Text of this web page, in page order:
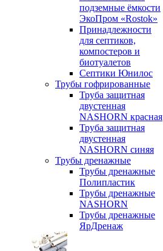
подземные ёмкости
ЭкоПром «Rostok»
Принадлежности
для септиков,
компостеров и
биотуалетов
Септики Юнилос
Трубы гофрированные
Труба защитная
двустенная
NASHORN красная
Труба защитная
двустенная
NASHORN синяя
Трубы дренажные
Трубы дренажные
Полипластик
Трубы дренажные
NASHORN
Трубы дренажные
ЯрДренаж